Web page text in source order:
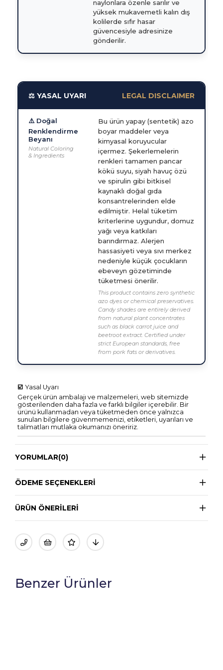
naylonlara özenle sarılır ve
yüksek mukavemetli kalın dış
kolilerde sıfır hasar
güvencesiyle adresinize
gönderilir.
⚖️ YASAL UYARI LEGAL DISCLAIMER
⚠️ Doğal
Renklendirme
Beyanı
Natural Coloring
& Ingredients
Bu ürün yapay (sentetik) azo
boyar maddeler veya
kimyasal koruyucular
içermez. Şekerlemelerin
renkleri tamamen pancar
kökü suyu, siyah havuç özü
ve spirulin gibi bitkisel
kaynaklı doğal gıda
konsantrelerinden elde
edilmiştir. Helal tüketim
kriterlerine uygundur, domuz
yağı veya katkıları
barındırmaz. Alerjen
hassasiyeti veya sıvı merkez
nedeniyle küçük çocukların
ebeveyn gözetiminde
tüketmesi önerilir.
This product contains zero synthetic
azo dyes or chemical preservatives.
Candy shades are entirely derived
from natural plant concentrates
such as black carrot juice and
beetroot extract. Certified under
strict European standards, free
from pork fats or derivatives.
☑️ Yasal Uyarı
Gerçek ürün ambalajı ve malzemeleri, web sitemizde
gösterilenden daha fazla ve farklı bilgiler içerebilir. Bir
ürünü kullanmadan veya tüketmeden önce yalnızca
sunulan bilgilere güvenmemenizi, etiketleri, uyarıları ve
talimatları mutlaka okumanızı öneririz.
YORUMLAR(0)
ÖDEME SEÇENEKLERI
ÜRÜN ÖNERILERI
Benzer Ürünler